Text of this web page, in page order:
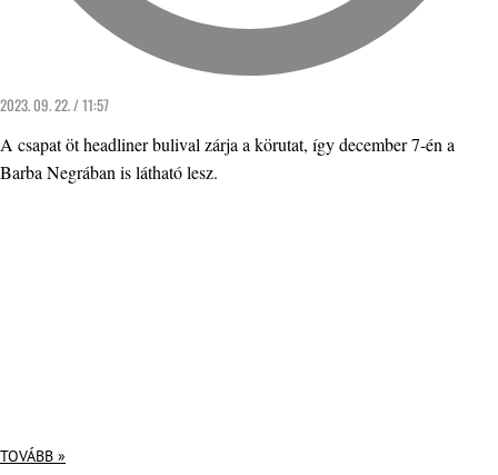
2023. 09. 22. / 11:57
A csapat öt headliner bulival zárja a körutat, így december 7-én a
Barba Negrában is látható lesz.
TOVÁBB »